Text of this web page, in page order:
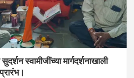
स्वामीजींच्या मार्गदर्शनाखाली